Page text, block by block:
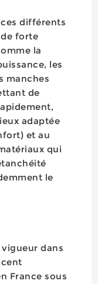
différents
forte
la
les
manches
de
adaptée
et au
qui
le
dans
France sous